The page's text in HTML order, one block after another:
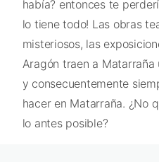
había? entonces te
lo tiene todo! Las obras
misteriosos, las
Aragón traen a
y consecuentemente
hacer en Matarraña. ¿No
lo antes posible?